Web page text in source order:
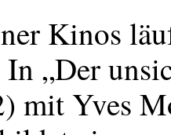
Kinos
„Der
mit Yves